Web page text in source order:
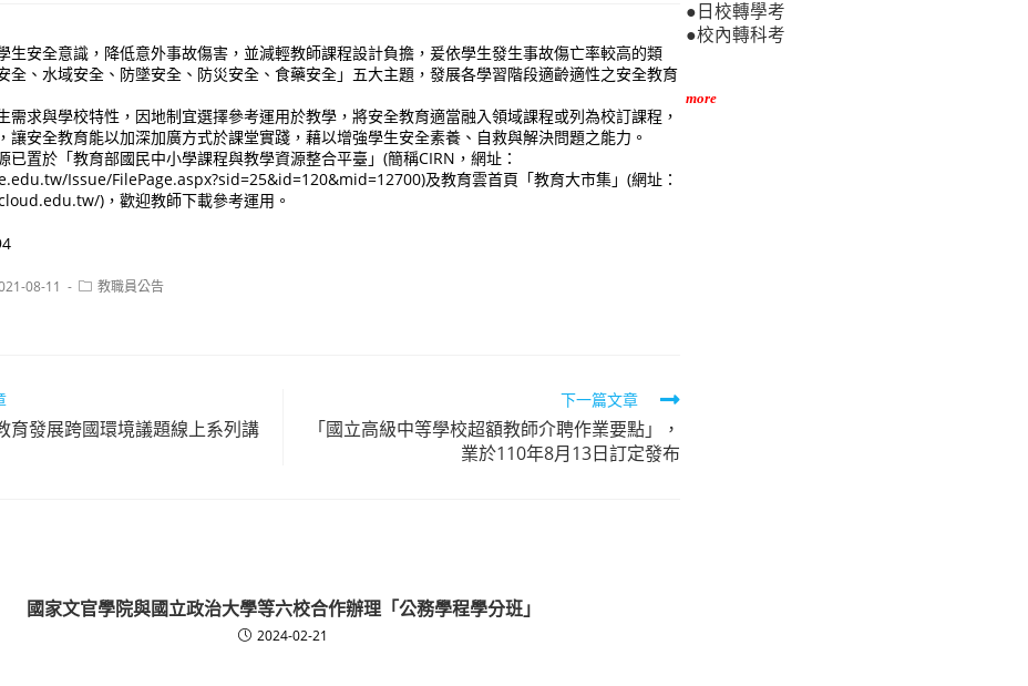
生安全意識，降低意外事故傷害，並減輕教師課程設計負擔，爰依學生發生事故傷亡率較高的類
全、水域安全、防墜安全、防災安全、食藥安全」五大主題，發展各學習階段適齡適性之安全教育
需求與學校特性，因地制宜選擇參考運用於教學，將安全教育適當融入領域課程或列為校訂課程，
讓安全教育能以加深加廣方式於課堂實踐，藉以增強學生安全素養、自救與解決問題之能力。
已置於「教育部國民中小學課程與教學資源整合平臺」(簡稱CIRN，網址：
Issue/FilePage.aspx?sid=25&id=120&mid=12700)及教育雲首頁「教育大市集」(網址：
)，歡迎教師下載參考運用。
08-11
Post教職員公告
育發展跨國環境議題線上系列講
下一篇文章
「國立高級中等學校超額教師介聘作業要點」，
業於110年8月13日訂定發布
國家文官學院與國立政治大學等六校合作辦理「公務學程學分班」
2024-02-21
●日校轉學考
●校內轉科考
more